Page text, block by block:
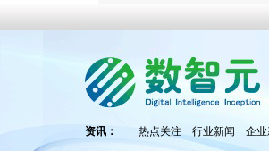
资讯： 热点关注 行业新闻 企业